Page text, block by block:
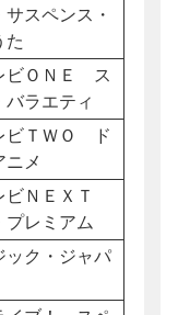
サスペンス・
た
ビＯＮＥ ス
バラエティ
ビＴＷＯ ド
ニメ
ビＮＥＸＴ
プレミアム
ック・ジャパ